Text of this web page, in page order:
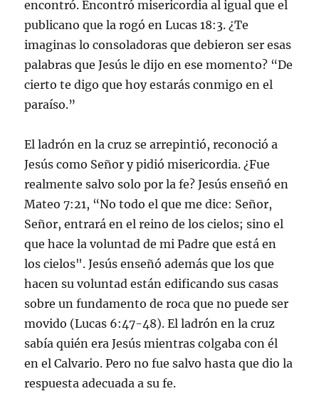
encontró. Encontró misericordia al igual que el
publicano que la rogó en Lucas 18:3. ¿Te
imaginas lo consoladoras que debieron ser esas
palabras que Jesús le dijo en ese momento? “De
cierto te digo que hoy estarás conmigo en el
paraíso.”
El ladrón en la cruz se arrepintió, reconoció a
Jesús como Señor y pidió misericordia. ¿Fue
realmente salvo solo por la fe? Jesús enseñó en
Mateo 7:21, “No todo el que me dice: Señor,
Señor, entrará en el reino de los cielos; sino el
que hace la voluntad de mi Padre que está en
los cielos". Jesús enseñó además que los que
hacen su voluntad están edificando sus casas
sobre un fundamento de roca que no puede ser
movido (Lucas 6:47-48). El ladrón en la cruz
sabía quién era Jesús mientras colgaba con él
en el Calvario. Pero no fue salvo hasta que dio la
respuesta adecuada a su fe.